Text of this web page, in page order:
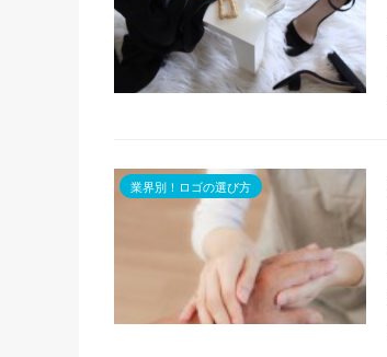
業界別！ロゴの選び方